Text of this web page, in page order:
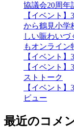
協議会20周年
【イベント
から鶴見小学
しい賑わいづ
もオンライン
【イベント
【イベント
ストトーク
【イベント
ビュー
最近のコメ